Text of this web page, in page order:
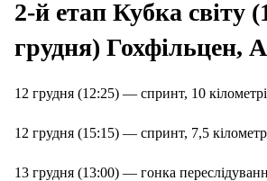
2-й етап Кубка світу
грудня) Гохфільцен,
12 грудня (12:25) — спринт, 10
12 грудня (15:15) — спринт, 7,5
13 грудня (13:00) — гонка